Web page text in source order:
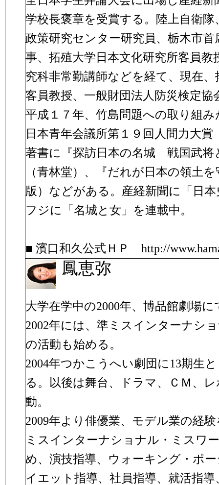
学校長褒章を受賞する。陸上自衛
政策研究センター研究員、栃木市
事、拓殖大学日本文化研究所客員教
究科非常勤講師などを経て、現在
客員教授、一般財団法人防災検定
平成１７年、竹島問題への取り組
日本青年会議所第１９回人間力大
著書に『探訪日本の名城 戦国武将
（青林堂）、『だれが日本の領土
版）などがある。産経新聞に「日
フジに「名城と女」を連載中。
■ 濱口和久公式ＨＰ http://
鳳恵弥
大学在学中の2000年、博品館劇場に
2002年には、準ミスインターナシ
の活動も始める。
2004年つかこうへい劇団に13期生
る。以後は舞台、ドラマ、ＣＭ、
動。
2009年より俳優業、モデル業の経
ミスインターナショナル・ミスワ
め、演技指導、ウォーキング・ポ
イエット指導、社員指導、就活指